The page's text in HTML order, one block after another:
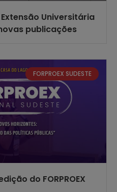
Universitária
publicações
FORPROEX SUDESTE
do FORPROEX